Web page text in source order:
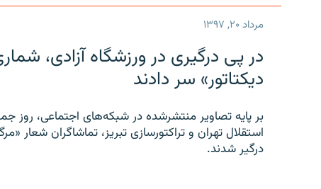
مرداد ۲۰, ۱۳۹۷
در پی درگیری در ورزشگاه آزادی،
دیکتاتور» سر دادند
بر پایه تصاویر منتشرشده در شبکه‌های اجتماعی، روز
استقلال تهران و تراکتورسازی تبریز، تماشاگران شعار
درگیر شدند.